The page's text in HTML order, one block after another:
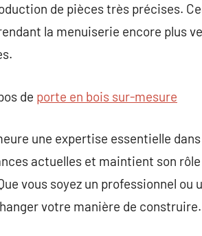
de pièces très précises.
la menuiserie encore plus
de porte en bois sur-mesure
une expertise essentielle
actuelles et maintient son
vous soyez un professionnel
votre manière de construire.